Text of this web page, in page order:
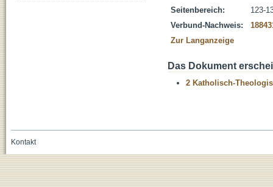
Seitenbereich:
123-
Verbund-Nachweis:
Zur Langanzeige
Das Dokument
2 Katholisch-
Kontakt